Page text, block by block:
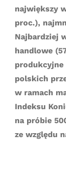
największy
proc.),
Najbardziej
handlowe
produkcyjne
polskich
w ramach
Indeksu
na próbie
ze względu